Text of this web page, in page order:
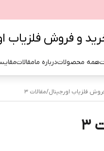
و فروش فلزیاب
همه محصولاتدرباره مامقالات
فلزیاب اورجینال/مقالات 3
3